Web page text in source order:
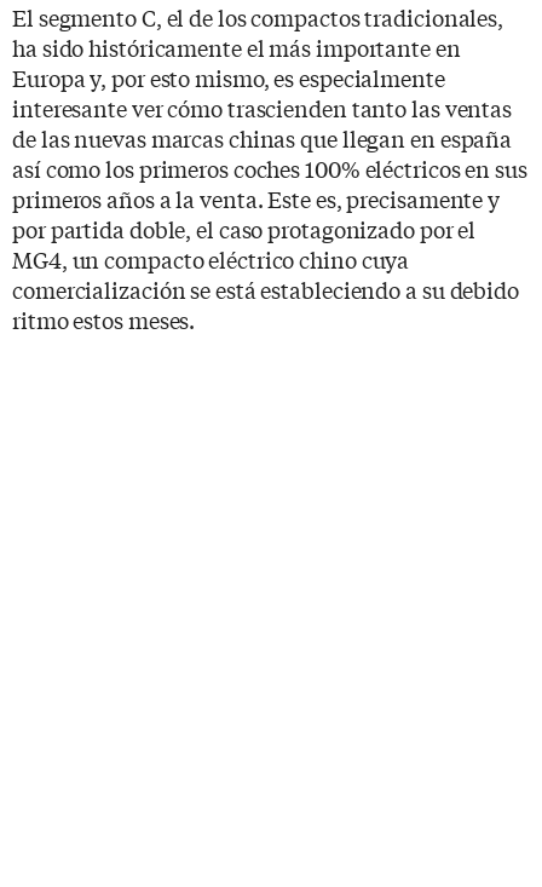
El segmento C, el de los compactos tradicionales,
ha sido históricamente el más importante en
Europa y, por esto mismo, es especialmente
interesante ver cómo trascienden tanto las ventas
de las nuevas marcas chinas que llegan en españa
así como los primeros coches 100% eléctricos en sus
primeros años a la venta. Este es, precisamente y
por partida doble, el caso protagonizado por el
MG4, un compacto eléctrico chino cuya
comercialización se está estableciendo a su debido
ritmo estos meses.